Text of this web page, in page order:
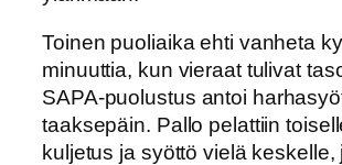
Toinen puoliaika ehti vanheta
minuuttia, kun vieraat tulivat
SAPA-puolustus antoi
taaksepäin. Pallo pelattiin
kuljetus ja syöttö vielä keskelle,